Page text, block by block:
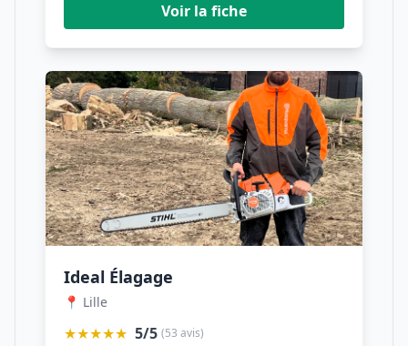
Voir la fiche
Ideal Élagage
📍 Lille
★★★★★ 5/5 (53 avis)